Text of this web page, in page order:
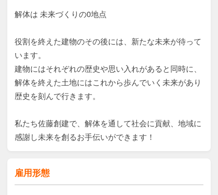
解体は 未来づくりの0地点
役割を終えた建物のその後には、新たな未来が待って
います。
建物にはそれぞれの歴史や思い入れがあると同時に、
解体を終えた土地にはこれから歩んでいく未来があり
歴史を刻んで行きます。
私たち佐藤創建で、解体を通して社会に貢献、地域に
感謝し​未来を創るお手伝いができます！
雇用形態